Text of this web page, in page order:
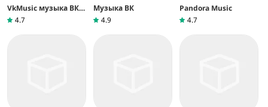
VkMusic музыка ВК
скачать и слушать
4.7
Музыка ВК
4.9
Pandora Music
4.7